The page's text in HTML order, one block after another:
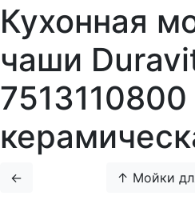
Кухонная
чаши
7513110800
← ↑ Мойки